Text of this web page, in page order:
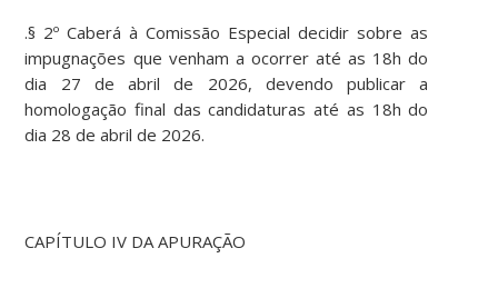
.§ 2º Caberá à Comissão Especial decidir sobre as
impugnações que venham a ocorrer até as 18h do
dia 27 de abril de 2026, devendo publicar a
homologação final das candidaturas até as 18h do
dia 28 de abril de 2026.
CAPÍTULO IV DA APURAÇÃO